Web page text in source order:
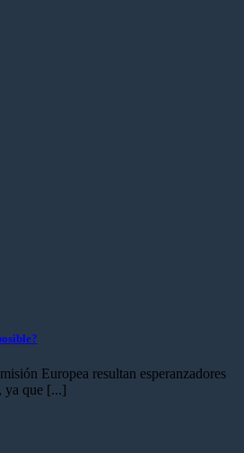
Europea resultan esperanzadores
ya que [...]